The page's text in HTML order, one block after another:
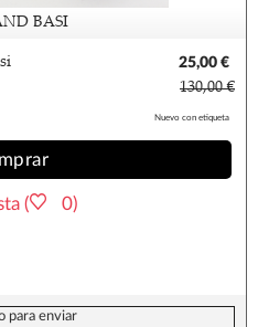
BASI
25,00 €
130,00 €
Nuevo con etiqueta
( 0)